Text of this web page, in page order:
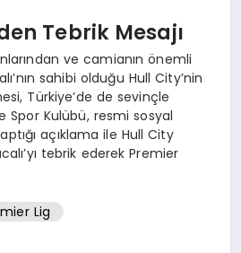
Tebrik Mesajı
ve camianın önemli
sahibi olduğu Hull City’nin
Türkiye’de de sevinçle
Spor Kulübü, resmi sosyal
açıklama ile Hull City
tebrik ederek Premier
Lig